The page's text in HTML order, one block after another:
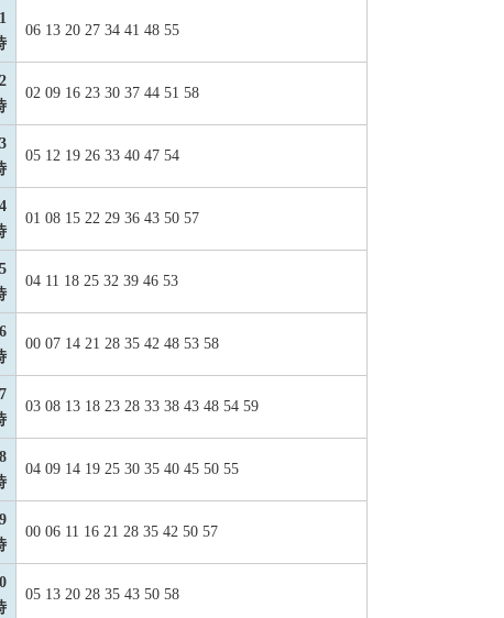
06 13 20 27 34 41 48 55
02 09 16 23 30 37 44 51 58
05 12 19 26 33 40 47 54
01 08 15 22 29 36 43 50 57
04 11 18 25 32 39 46 53
00 07 14 21 28 35 42 48 53 58
03 08 13 18 23 28 33 38 43 48 54 59
04 09 14 19 25 30 35 40 45 50 55
00 06 11 16 21 28 35 42 50 57
05 13 20 28 35 43 50 58